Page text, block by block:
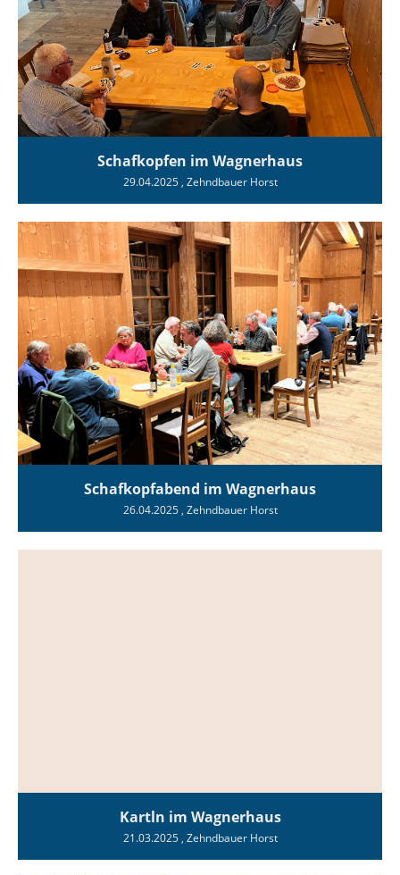
Schafkopfen im Wagnerhaus
29.04.2025, Zehndbauer Horst
Schafkopfabend im Wagnerhaus
26.04.2025, Zehndbauer Horst
Kartln im Wagnerhaus
21.03.2025, Zehndbauer Horst